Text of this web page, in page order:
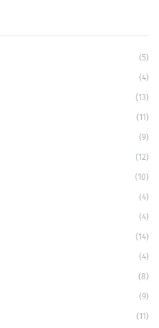
(5)
(4)
(13)
(11)
(9)
(12)
(10)
(4)
(4)
(14)
(4)
(8)
(9)
(11)